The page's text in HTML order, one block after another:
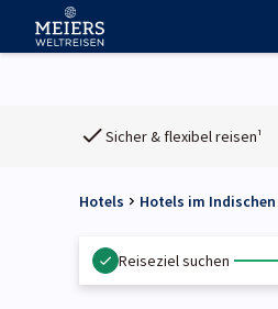
Sicher & flexibel reisen¹
Hotels Hotels im Indischen
Reiseziel suchen